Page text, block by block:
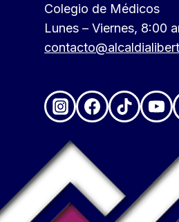
Colegio de Médicos
Lunes – Viernes, 8:00